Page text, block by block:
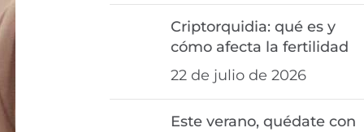
Criptorquidia: qué es y
cómo afecta la fertilidad
22 de julio de 2026
Este verano, quédate con